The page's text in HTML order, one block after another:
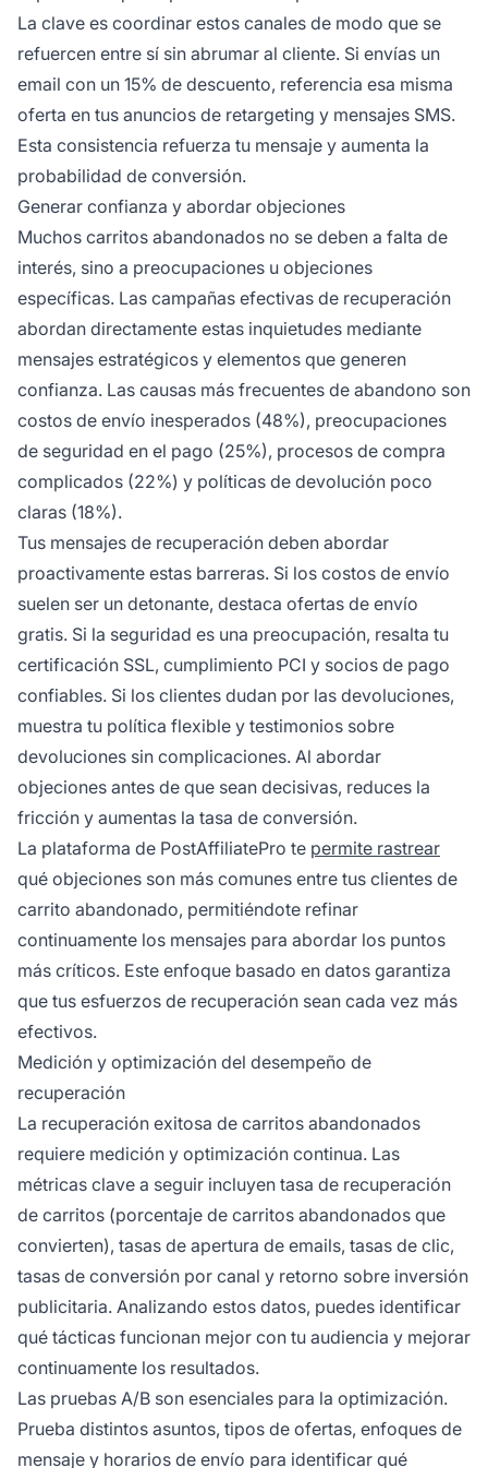
La clave es coordinar estos canales de modo que se
refuercen entre sí sin abrumar al cliente. Si envías un
email con un 15% de descuento, referencia esa misma
oferta en tus anuncios de retargeting y mensajes SMS.
Esta consistencia refuerza tu mensaje y aumenta la
probabilidad de conversión.
Generar confianza y abordar objeciones
Muchos carritos abandonados no se deben a falta de
interés, sino a preocupaciones u objeciones
específicas. Las campañas efectivas de recuperación
abordan directamente estas inquietudes mediante
mensajes estratégicos y elementos que generen
confianza. Las causas más frecuentes de abandono son
costos de envío inesperados (48%), preocupaciones
de seguridad en el pago (25%), procesos de compra
complicados (22%) y políticas de devolución poco
claras (18%).
Tus mensajes de recuperación deben abordar
proactivamente estas barreras. Si los costos de envío
suelen ser un detonante, destaca ofertas de envío
gratis. Si la seguridad es una preocupación, resalta tu
certificación SSL, cumplimiento PCI y socios de pago
confiables. Si los clientes dudan por las devoluciones,
muestra tu política flexible y testimonios sobre
devoluciones sin complicaciones. Al abordar
objeciones antes de que sean decisivas, reduces la
fricción y aumentas la tasa de conversión.
La plataforma de PostAffiliatePro te permite rastrear
qué objeciones son más comunes entre tus clientes de
carrito abandonado, permitiéndote refinar
continuamente los mensajes para abordar los puntos
más críticos. Este enfoque basado en datos garantiza
que tus esfuerzos de recuperación sean cada vez más
efectivos.
Medición y optimización del desempeño de
recuperación
La recuperación exitosa de carritos abandonados
requiere medición y optimización continua. Las
métricas clave a seguir incluyen tasa de recuperación
de carritos (porcentaje de carritos abandonados que
convierten), tasas de apertura de emails, tasas de clic,
tasas de conversión por canal y retorno sobre inversión
publicitaria. Analizando estos datos, puedes identificar
qué tácticas funcionan mejor con tu audiencia y mejorar
continuamente los resultados.
Las pruebas A/B son esenciales para la optimización.
Prueba distintos asuntos, tipos de ofertas, enfoques de
mensaje y horarios de envío para identificar qué